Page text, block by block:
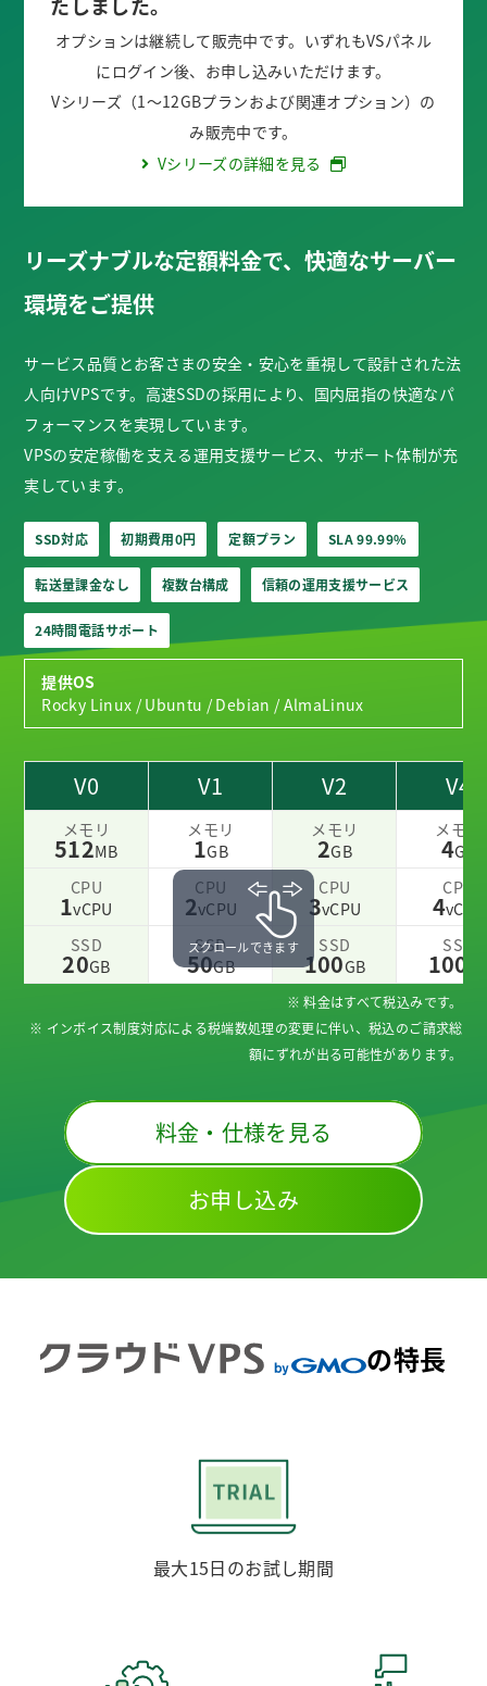
オプションは継続して販売中です。いずれもVSパネル
にログイン後、お申し込みいただけます。
Vシリーズ（1～12GBプランおよび関連オプション）の
み販売中です。
Vシリーズの詳細を見る
リーズナブルな定額料金で、快適なサーバー
環境をご提供
サービス品質とお客さまの安全・安心を重視して設計された法
人向けVPSです。高速SSDの採用により、国内屈指の快適なパ
フォーマンスを実現しています。
VPSの安定稼働を支える運用支援サービス、サポート体制が充
実しています。
SSD対応 初期費用0円 定額プラン SLA 99.99%
転送量課金なし 複数台構成 信頼の運用支援サービス
24時間電話サポート
提供OS
Rocky Linux / Ubuntu / Debian / AlmaLinux
スクロールできます
V0 V1 V2 V4
メモリ
512MB
メモリ
1GB
メモリ
2GB
メモリ
4GB
CPU
1vCPU
CPU
2vCPU
CPU
3vCPU
CPU
4vCPU
SSD
20GB
SSD
50GB
SSD
100GB
SSD
100
※ 料金はすべて税込みです。
※ インボイス制度対応による税端数処理の変更に伴い、税込のご請求総
額にずれが出る可能性があります。
料金・仕様を見る
お申し込み
の特長
最大15日のお試し期間